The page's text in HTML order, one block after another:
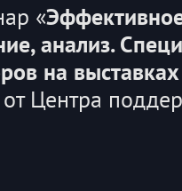
«
анализ.
на
Центра